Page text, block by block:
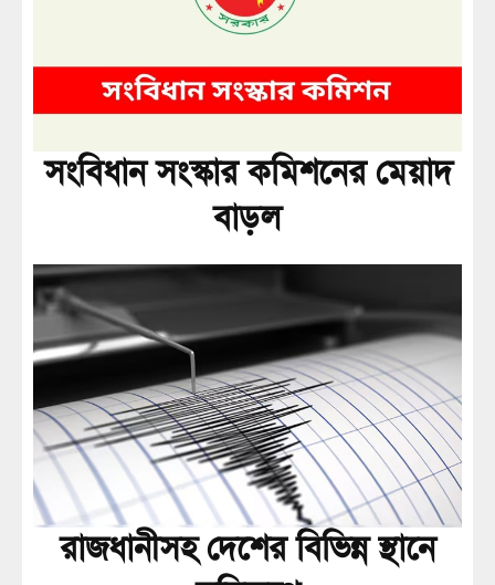
সংবিধান সংস্কার কমিশনের মেয়াদ
বাড়ল
রাজধানীসহ দেশের বিভিন্ন স্থানে